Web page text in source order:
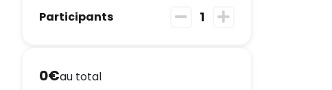
Participants 1
0€au total